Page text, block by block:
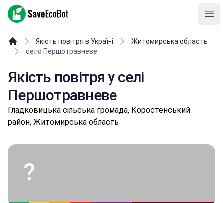
SaveEcoBot
Якість повітря в Україні
Житомирська область
село Першотравневе
Якість повітря у селі
Першотравневе
Глaдкoвицькa сільська громада, Коростенський
район, Житомирська область
?